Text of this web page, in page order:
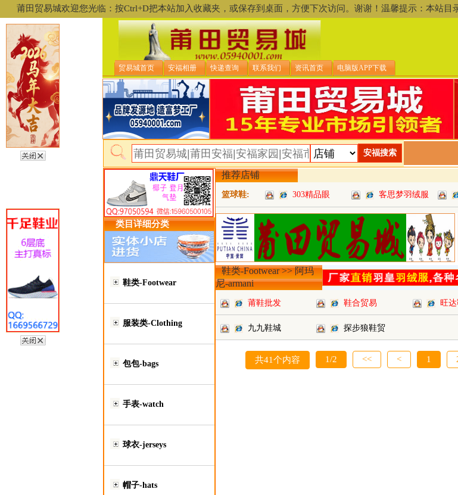
莆田贸易城欢迎您光临：按Ctrl+D把本站加入收藏夹，或保存到桌面，方便下次访问。谢谢！温馨提示：本站
贸易城首页 安福相册 快递查询 联系我们 资讯首页 电脑版APP下载
类目详细分类
鞋类-Footwear
服装类-Clothing
包包-bags
手表-watch
球衣-jerseys
帽子-hats
推荐店铺
篮球鞋: 303精品眼 客思梦羽绒服
鞋类-Footwear >> 阿玛
尼-armani
莆鞋批发 鞋合贸易 旺
九九鞋城 探步狼鞋贸
共41个内容 1/2 << < 1